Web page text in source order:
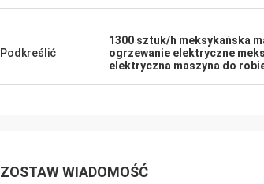
Podkreślić
1300 sztuk/h meksykańska
ogrzewanie elektryczne
elektryczna maszyna do
ZOSTAW WIADOMOŚĆ